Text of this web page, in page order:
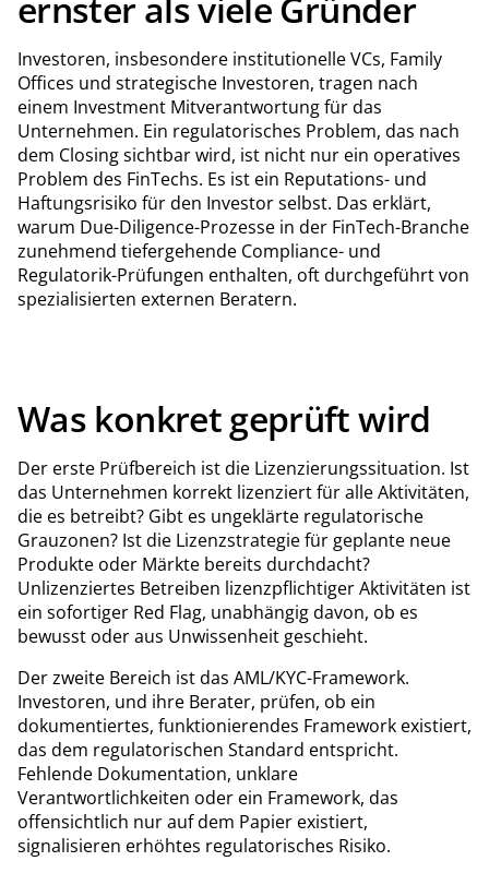
Investoren, insbesondere institutionelle VCs, Family
Offices und strategische Investoren, tragen nach
einem Investment Mitverantwortung für das
Unternehmen. Ein regulatorisches Problem, das nach
dem Closing sichtbar wird, ist nicht nur ein operatives
Problem des FinTechs. Es ist ein Reputations- und
Haftungsrisiko für den Investor selbst. Das erklärt,
warum Due-Diligence-Prozesse in der FinTech-Branche
zunehmend tiefergehende Compliance- und
Regulatorik-Prüfungen enthalten, oft durchgeführt von
spezialisierten externen Beratern.
Was konkret geprüft wird
Der erste Prüfbereich ist die Lizenzierungssituation. Ist
das Unternehmen korrekt lizenziert für alle Aktivitäten,
die es betreibt? Gibt es ungeklärte regulatorische
Grauzonen? Ist die Lizenzstrategie für geplante neue
Produkte oder Märkte bereits durchdacht?
Unlizenziertes Betreiben lizenzpflichtiger Aktivitäten ist
ein sofortiger Red Flag, unabhängig davon, ob es
bewusst oder aus Unwissenheit geschieht.
Der zweite Bereich ist das AML/KYC-Framework.
Investoren, und ihre Berater, prüfen, ob ein
dokumentiertes, funktionierendes Framework existiert,
das dem regulatorischen Standard entspricht.
Fehlende Dokumentation, unklare
Verantwortlichkeiten oder ein Framework, das
offensichtlich nur auf dem Papier existiert,
signalisieren erhöhtes regulatorisches Risiko.